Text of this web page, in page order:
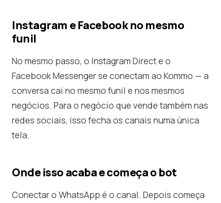
Instagram e Facebook no mesmo
funil
No mesmo passo, o Instagram Direct e o
Facebook Messenger se conectam ao Kommo — a
conversa cai no mesmo funil e nos mesmos
negócios. Para o negócio que vende também nas
redes sociais, isso fecha os canais numa única
tela.
Onde isso acaba e começa o bot
Conectar o WhatsApp é o canal. Depois começa